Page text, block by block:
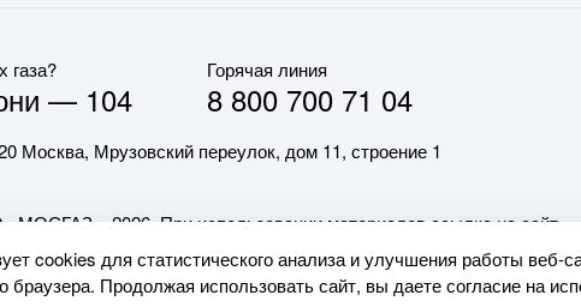
газа?
— 104
Горячая линия
8 800 700 71 04
Москва, Мрузовский переулок, дом 11, строение 1
2026. При использовании материалов ссылка на сайт
cookies для статистического анализа и улучшения работы веб-
браузера. Продолжая использовать сайт, вы даете согласие на